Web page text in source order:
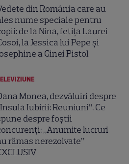
din România care au
nume speciale pentru
de la Nina, fetița Laurei
la Jessica lui Pepe și
a Ginei Pistol
Monea, dezvăluiri despre
Iubirii: Reuniuni”. Ce
despre foștii
„Anumite lucruri
rămas nerezolvate”